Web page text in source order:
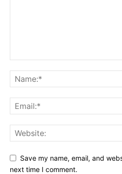
Save my name, email, and
next time I comment.